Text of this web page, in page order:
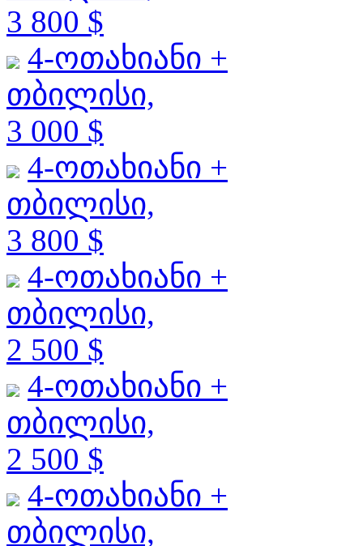
3 800 $
4-ოთახიანი +
თბილისი,
3 000 $
4-ოთახიანი +
თბილისი,
3 800 $
4-ოთახიანი +
თბილისი,
2 500 $
4-ოთახიანი +
თბილისი,
2 500 $
4-ოთახიანი +
თბილისი,